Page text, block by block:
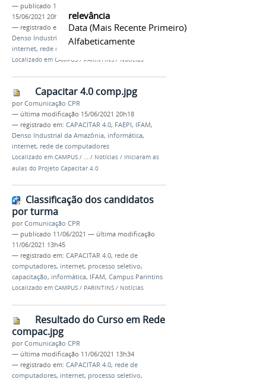
relevância
Data (mais Recente Primeiro)
Alfabeticamente
— publicado 15/06/2021
15/06/2021 20h27
— registrado em:
CAPACITAR 4.0, FAEPI,IFAM,
Denso Industrial da Amazônia
informática
internet, rede de computadores
Localizado em CAMPUS / PARINTINS / Notícias
Capacitar 4.0 comp.jpg
porComunicação CPR
— última modificação 15/06/2021 20h18
— registrado em: CAPACITAR 4.0, FAEPI, IFAM,
Denso Industrial da Amazônia, informática,
internet, rede de computadores
Localizado em CAMPUS / / Notícias / Iniciaram as
aulas do Projeto Capacitar 4.0
Classificação dos candidatos
por turma
porComunicação CPR
— publicado 11/06/2021 — última modificação
11/06/2021 13h45
— registrado em: CAPACITAR 4.0, rede de
computadores, internet, processo seletivo,
capacitação, informática, IFAM, Campus Parintins
Localizado em CAMPUS / PARINTINS / Notícias
Resultado do Curso em Rede
compac.jpg
porComunicação CPR
— última modificação 11/06/2021 13h34
— registrado em: CAPACITAR 4.0, rede de
computadores, internet, processo seletivo,